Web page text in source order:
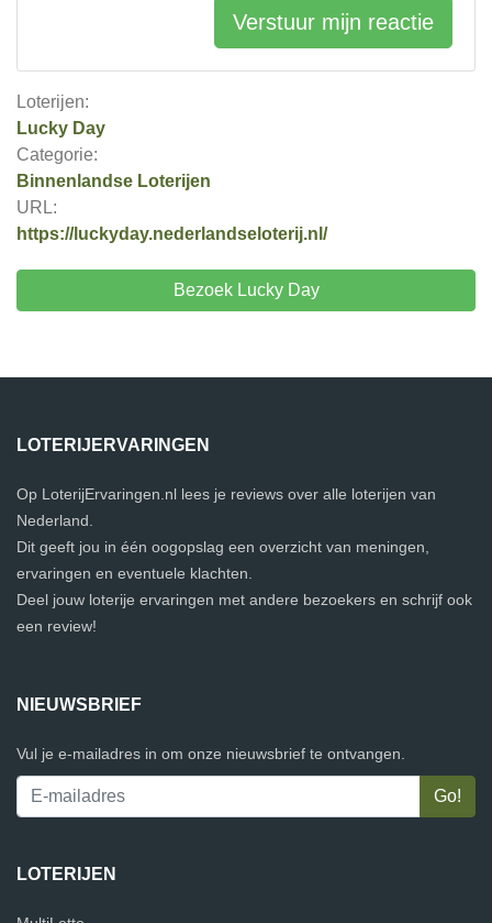
Loterijen:
Lucky Day
Categorie:
Binnenlandse Loterijen
URL:
https://luckyday.nederlandseloterij.nl/
Bezoek Lucky Day
Verstuur mijn reactie
LOTERIJERVARINGEN
Op LoterijErvaringen.nl lees je reviews over alle loterijen van
Nederland.
Dit geeft jou in één oogopslag een overzicht van meningen,
ervaringen en eventuele klachten.
Deel jouw loterije ervaringen met andere bezoekers en schrijf ook
een review!
NIEUWSBRIEF
Vul je e-mailadres in om onze nieuwsbrief te ontvangen.
LOTERIJEN